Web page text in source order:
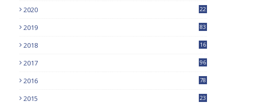
2020
22
2019
83
2018
16
2017
96
2016
78
2015 23